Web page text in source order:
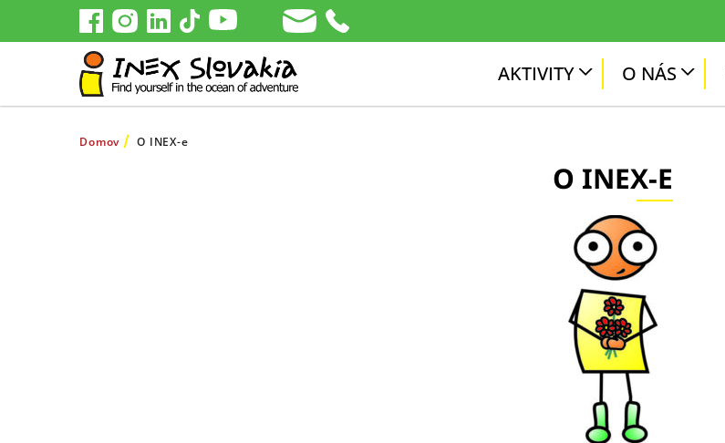
AKTIVITY O NÁS
Domov O INEX-e
O INEX-E